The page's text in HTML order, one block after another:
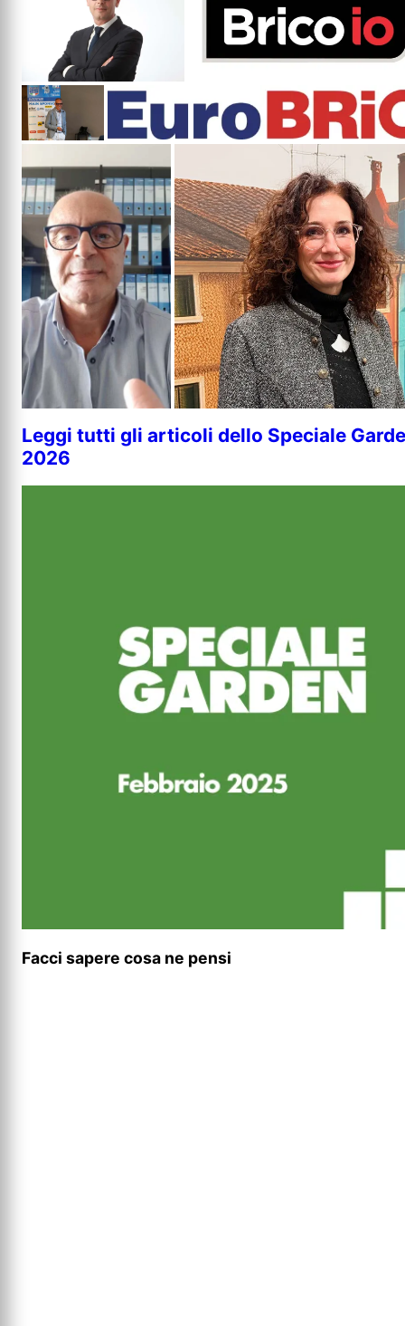
Leggi tutti gli articoli dello Speciale
2026
Facci sapere cosa ne pensi